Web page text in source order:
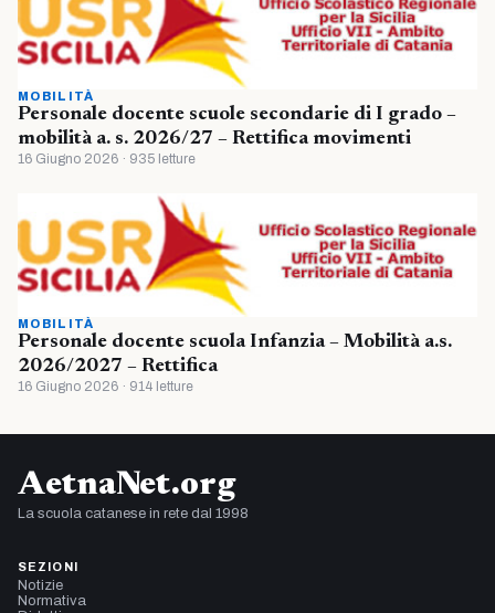
MOBILITÀ
Personale docente scuole secondarie di I grado –
mobilità a. s. 2026/27 – Rettifica movimenti
16 Giugno 2026 · 935 letture
MOBILITÀ
Personale docente scuola Infanzia – Mobilità a.s.
2026/2027 – Rettifica
16 Giugno 2026 · 914 letture
AetnaNet.org
La scuola catanese in rete dal 1998
SEZIONI
Notizie
Normativa